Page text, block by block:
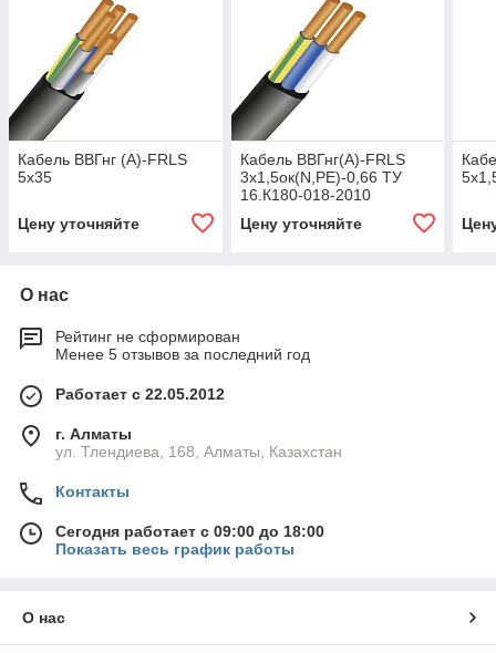
Кабель ВВГнг (А)-FRLS
5х35
Цену уточняйте
Кабель ВВГнг(А)-FRLS
3х1,5ок(N,PE)-0,66 ТУ
16.К180-018-2010
Цену уточняйте
О нас
Рейтинг не сформирован
Менее 5 отзывов за последний год
Работает с 22.05.2012
г. Алматы
ул. Тлендиева, 168, Алматы, Казахстан
Контакты
Сегодня работает с 09:00 до 18:00
Показать весь график работы
О нас